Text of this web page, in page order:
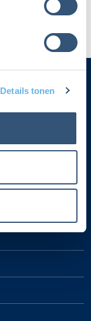
Details tonen